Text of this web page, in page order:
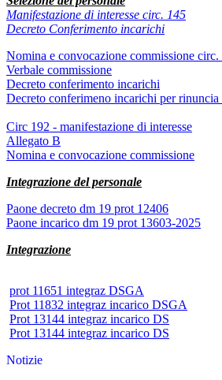
Manifestazione di interesse circ. 145
Decreto Conferimento incarichi
Nomina e convocazione commissione circ.
Verbale commissione
Decreto conferimento incarichi
Decreto conferimeno incarichi per rinuncia
Circ 192 - manifestazione di interesse
Allegato B
Nomina e convocazione commissione
Integrazione del personale
Paone decreto dm 19 prot 12406
Paone incarico dm 19 prot 13603-2025
Integrazione
prot 11651 integraz DSGA
Prot 11832 integraz incarico DSGA
Prot 13144 integraz incarico DS
Prot 13144 integraz incarico DS
Notizie